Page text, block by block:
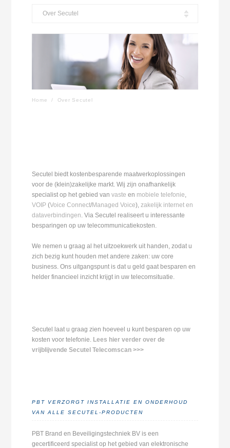
Over Secutel
Home / Over Secutel
Secutel biedt kostenbesparende maatwerkoplossingen
voor de (klein)zakelijke markt. Wij zijn onafhankelijk
specialist op het gebied vanvaste en mobiele telefonie
VOIP (Voice Connect/Managed Voice), zakelijk internet en
dataverbindingen . Via Secutel realiseert u interessante
besparingen op uw telecommunicatiekosten.
We nemen u graag al het uitzoekwerk uit handen, zodat u
zich bezig kunt houden met andere zaken: uw core
business. Ons uitgangspunt is dat u geld gaat besparen en
helder financieel inzicht krijgt in uw telecomsituatie.
Secutel laat u graag zien hoeveel u kunt besparen op uw
kosten voor telefonie. Lees hier verder over de
vrijblijvende Secutel Telecomscan >>>
PBT VERZORGT INSTALLATIE EN ONDERHOUD
VAN ALLE SECUTEL-PRODUCTEN
PBT Brand en Beveiligingstechniek BV is een
gecertificeerd specialist op het gebied van elektronische